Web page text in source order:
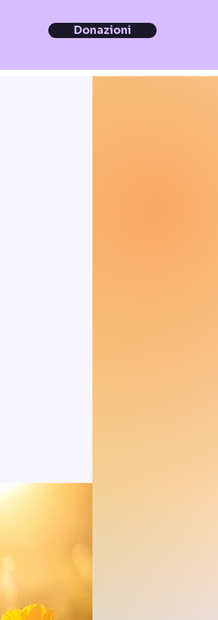
Donazioni